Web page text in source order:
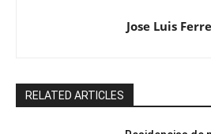
Jose Luis
RELATED ARTICLES